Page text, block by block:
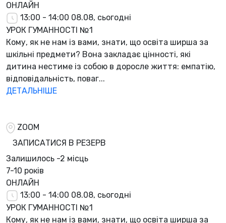
ОНЛАЙН
13:00 - 14:00 08.08, сьогодні
УРОК ГУМАННОСТІ №1
Кому, як не нам із вами, знати, що освіта ширша за
шкільні предмети? Вона закладає цінності, які
дитина нестиме із собою в доросле життя: емпатію,
відповідальність, поваг...
ДЕТАЛЬНІШЕ
ZOOM
ЗАПИСАТИСЯ В РЕЗЕРВ
Залишилось -2 місць
7-10 років
ОНЛАЙН
13:00 - 14:00 08.08, сьогодні
УРОК ГУМАННОСТІ №1
Кому, як не нам із вами, знати, що освіта ширша за